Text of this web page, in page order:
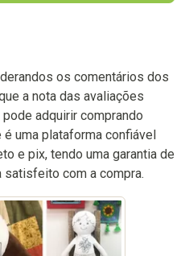
os comentários dos
a nota das avaliações
adquirir comprando
uma plataforma confiável
e pix, tendo uma garantia de
com a compra.